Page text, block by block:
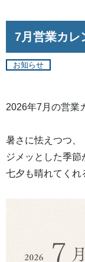
7月営業カレ
お知らせ
2026年7月の営業
暑さに怯えつつ、
ジメッとした季節
七夕も晴れてくれ